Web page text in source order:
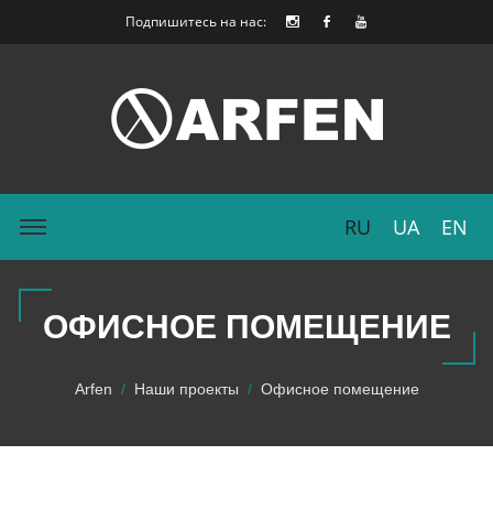
Подпишитесь на нас:
RU UA EN
ОФИСНОЕ ПОМЕЩЕНИЕ
Arfen Наши проекты Офисное помещение